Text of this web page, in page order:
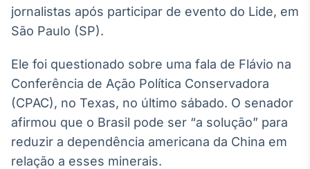
Plataforma para
e Conteúdos
Broadcast
OTC
Plataforma para
ativos
jornalistas após participar de evento do Lide, em
São Paulo (SP).
Ele foi questionado sobre uma fala de Flávio na
Conferência de Ação Política Conservadora
(CPAC), no Texas, no último sábado. O senador
afirmou que o Brasil pode ser “a solução” para
reduzir a dependência americana da China em
relação a esses minerais.